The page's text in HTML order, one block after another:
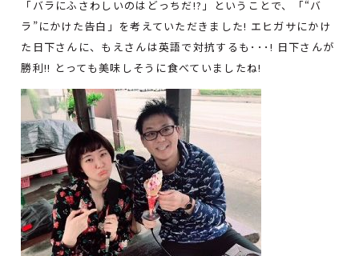
「バラにふさわしいのはどっちだ!?」ということで、「“バ
ラ”にかけた告白」を考えていただきました! エヒガサにかけ
た日下さんに、もえさんは英語で対抗するも･･･! 日下さんが
勝利!! とっても美味しそうに食べていましたね!